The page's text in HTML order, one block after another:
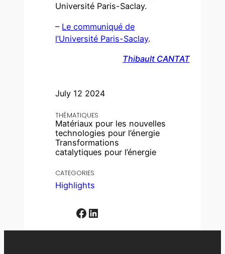
July 12 2024
THÉMATIQUES
Matériaux pour les nouvelles
technologies pour l’énergie
Transformations
catalytiques pour l’énergie
CATEGORIES
Highlights
Facebook LinkedIn
Université Paris-Saclay.
– Le communiqué de
l’Université Paris-Saclay.
Thibault CANTAT